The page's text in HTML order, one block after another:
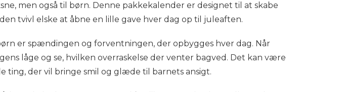
men også til børn. Denne pakkekalender er designet til at skabe
tvivl elske at åbne en lille gave hver dag op til juleaften.
er spændingen og forventningen, der opbygges hver dag. Når
låge og se, hvilken overraskelse der venter bagved. Det kan være
ting, der vil bringe smil og glæde til barnets ansigt.